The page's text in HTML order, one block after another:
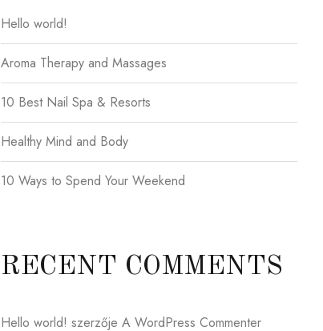
Hello world!
Aroma Therapy and Massages
10 Best Nail Spa & Resorts
Healthy Mind and Body
10 Ways to Spend Your Weekend
RECENT COMMENTS
Hello world! szerzője A WordPress Commenter